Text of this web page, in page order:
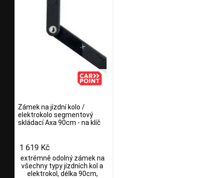
Zámek na jízdní kolo /
elektrokolo segmentový
skládací Axa 90cm - na klíč
1 619 Kč
extrémně odolný zámek na
všechny typy jízdních kol a
elektrokol, délka 90cm,